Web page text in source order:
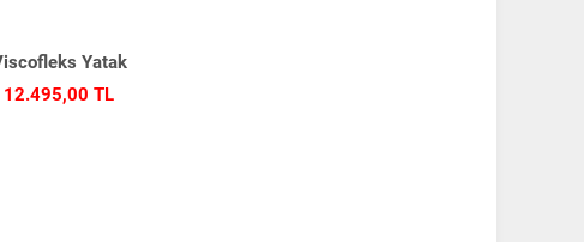
Yatak
12.495,00 TL